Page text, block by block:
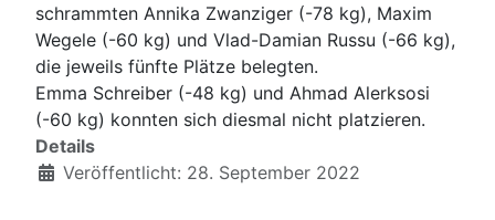
schrammten Annika Zwanziger (-78 kg), Maxim
Wegele (-60 kg) und Vlad-Damian Russu (-66 kg),
die jeweils fünfte Plätze belegten.
Emma Schreiber (-48 kg) und Ahmad Alerksosi
(-60 kg) konnten sich diesmal nicht platzieren.
Details
Veröffentlicht: 28. September 2022